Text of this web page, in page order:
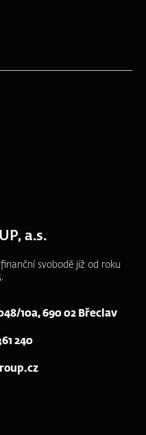
a.s.
svobodě již od roku
10a, 690 02 Břeclav
240